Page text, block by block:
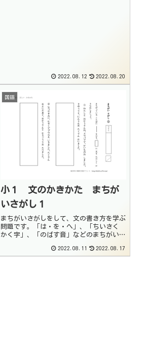
2022.08.12 2022.08.20
国語
小１ 文のかきかた まちが
いさがし１
まちがいさがしをして、文の書き方を学ぶ
問題です。「は・を・へ」、「ちいさく
かく字」、「のばす音」などのまちがいを
ます。集中して文を読む練習にもなります
2022.08.11 2022.08.17